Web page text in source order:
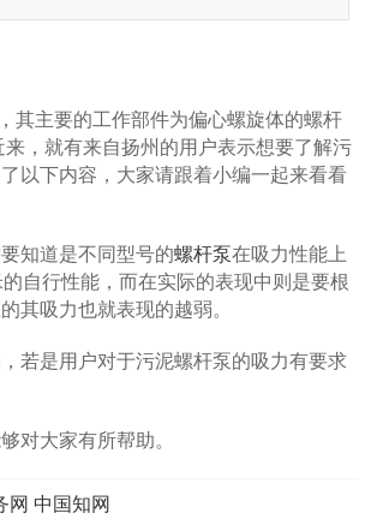
其主要的工作部件为偏心螺旋体的螺杆
，就有来自扬州的用户表示想要了解污
以下内容，大家请跟着小编一起来看看
知道是不同型号的螺杆泵在吸力性能上
自行性能，而在实际的表现中则是要根
其吸力也就表现的越弱。
是用户对于污泥螺杆泵的吸力有要求
大家有所帮助。
网 中国知网